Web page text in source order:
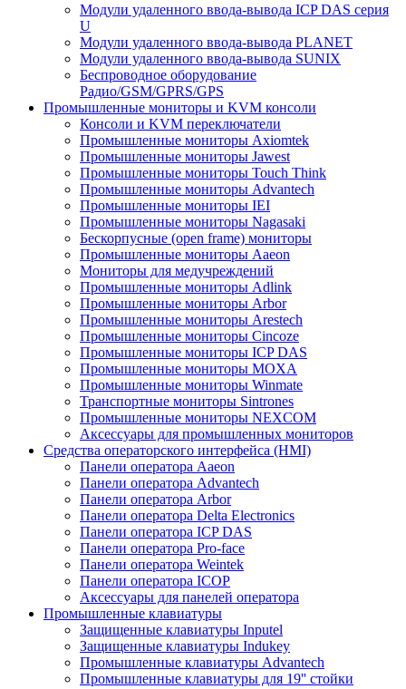
Модули удаленного ввода-вывода ICP DAS серия
U
Модули удаленного ввода-вывода PLANET
Модули удаленного ввода-вывода SUNIX
Беспроводное оборудование
Радио/GSM/GPRS/GPS
Промышленные мониторы и KVM консоли
Консоли и KVM переключатели
Промышленные мониторы Axiomtek
Промышленные мониторы Jawest
Промышленные мониторы Touch Think
Промышленные мониторы Advantech
Промышленные мониторы IEI
Промышленные мониторы Nagasaki
Бескорпусные (open frame) мониторы
Промышленные мониторы Aaeon
Мониторы для медучреждений
Промышленные мониторы Adlink
Промышленные мониторы Arbor
Промышленные мониторы Arestech
Промышленные мониторы Cincoze
Промышленные мониторы ICP DAS
Промышленные мониторы MOXA
Промышленные мониторы Winmate
Транспортные мониторы Sintrones
Промышленные мониторы NEXCOM
Аксессуары для промышленных мониторов
Средства операторского интерфейса (HMI)
Панели оператора Aaeon
Панели оператора Advantech
Панели оператора Arbor
Панели оператора Delta Electronics
Панели оператора ICP DAS
Панели оператора Pro-face
Панели оператора Weintek
Панели оператора ICOP
Аксессуары для панелей оператора
Промышленные клавиатуры
Защищенные клавиатуры Inputel
Защищенные клавиатуры Indukey
Промышленные клавиатуры Advantech
Промышленные клавиатуры для 19'' стойки